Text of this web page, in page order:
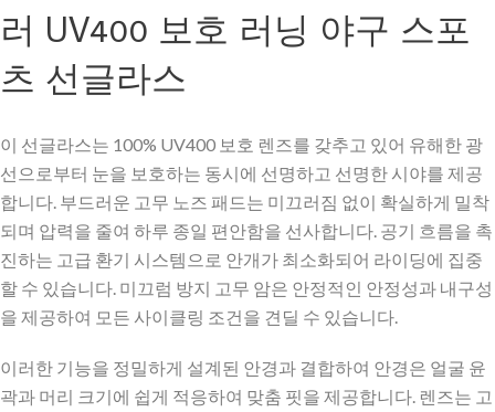
러 UV400 보호 러닝 야구 스포
츠 선글라스
이 선글라스는 100% UV400 보호 렌즈를 갖추고 있어 유해한 광
선으로부터 눈을 보호하는 동시에 선명하고 선명한 시야를 제공
합니다. 부드러운 고무 노즈 패드는 미끄러짐 없이 확실하게 밀착
되며 압력을 줄여 하루 종일 편안함을 선사합니다. 공기 흐름을 촉
진하는 고급 환기 시스템으로 안개가 최소화되어 라이딩에 집중
할 수 있습니다. 미끄럼 방지 고무 암은 안정적인 안정성과 내구성
을 제공하여 모든 사이클링 조건을 견딜 수 있습니다.
이러한 기능을 정밀하게 설계된 안경과 결합하여 안경은 얼굴 윤
곽과 머리 크기에 쉽게 적응하여 맞춤 핏을 제공합니다. 렌즈는 고